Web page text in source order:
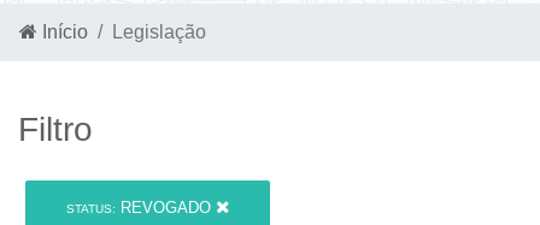
Início Legislação
Filtro
STATUS: REVOGADO